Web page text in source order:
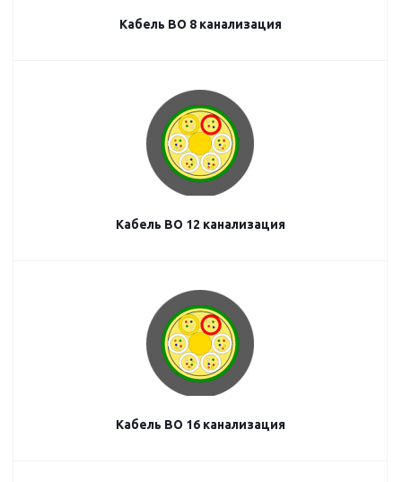
Кабель ВО 8 канализация
Кабель ВО 12 канализация
Кабель ВО 16 канализация